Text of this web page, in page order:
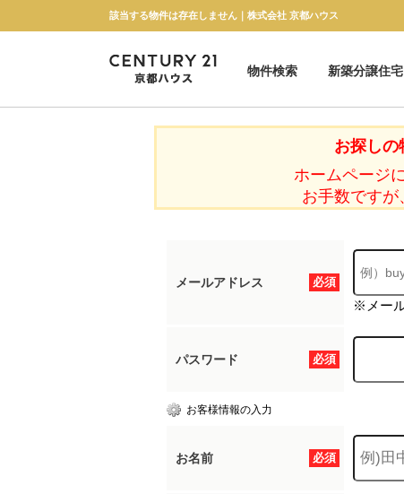
該当する物件は存在しません｜株式会社 京都ハウス
物件検索
新築分譲住宅
お探しの
ホームページ
お手数ですが
必須
メールアドレス
※メー
必須
パスワード
お客様情報の入力
必須
お名前